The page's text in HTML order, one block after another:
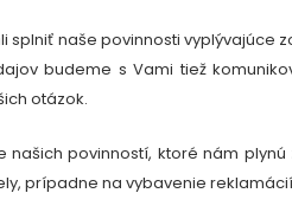
naše povinnosti vyplývajúce
budeme s Vami tiež
otázok.
povinností, ktoré nám
prípadne na vybavenie